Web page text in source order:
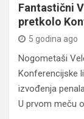
Fantastični
pretkolo
5 godina ago
Nogometaši
Konferencijske
izvođenja
U prvom meču